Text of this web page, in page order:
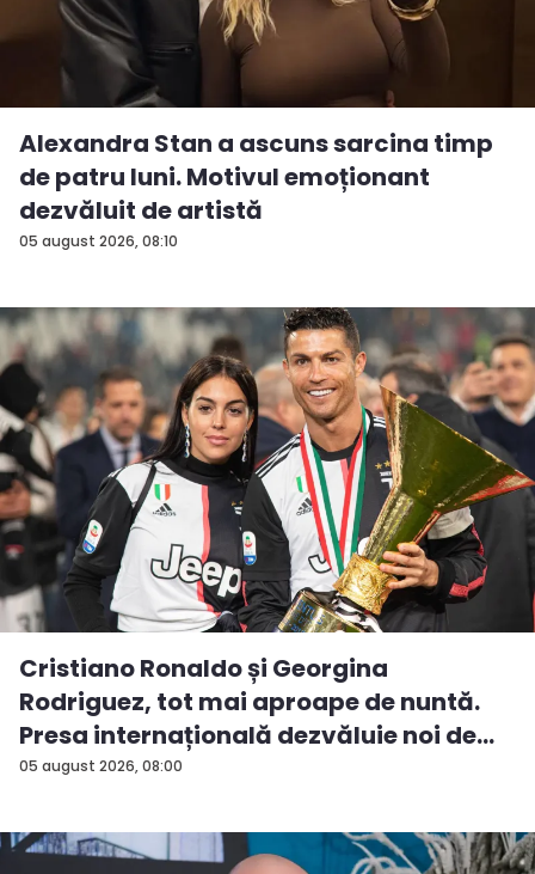
05 august 2026, 08:10
Alexandra Stan a ascuns sarcina timp
de patru luni. Motivul emoționant
dezvăluit de artistă
05 august 2026, 08:00
Cristiano Ronaldo și Georgina
Rodriguez, tot mai aproape de nuntă.
Presa internațională dezvăluie noi de...